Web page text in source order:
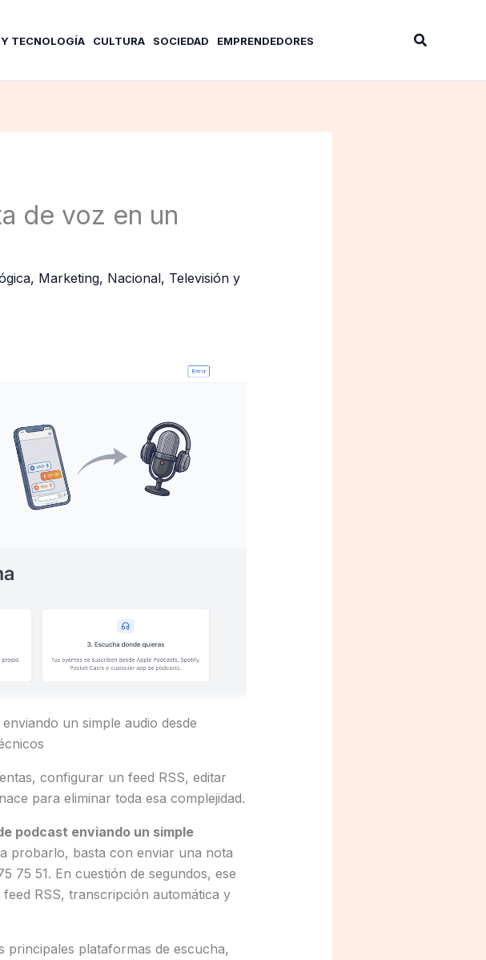
TECNOLOGÍA CULTURA SOCIEDAD EMPRENDEDORES Buscar
de voz en un
, Marketing, Nacional, Televisión y
un simple audio desde
configurar un feed RSS, editar
para eliminar toda esa complejidad.
podcast enviando un simple
probarlo, basta con enviar una nota
75 51. En cuestión de segundos, ese
RSS, transcripción automática y
principales plataformas de escucha,